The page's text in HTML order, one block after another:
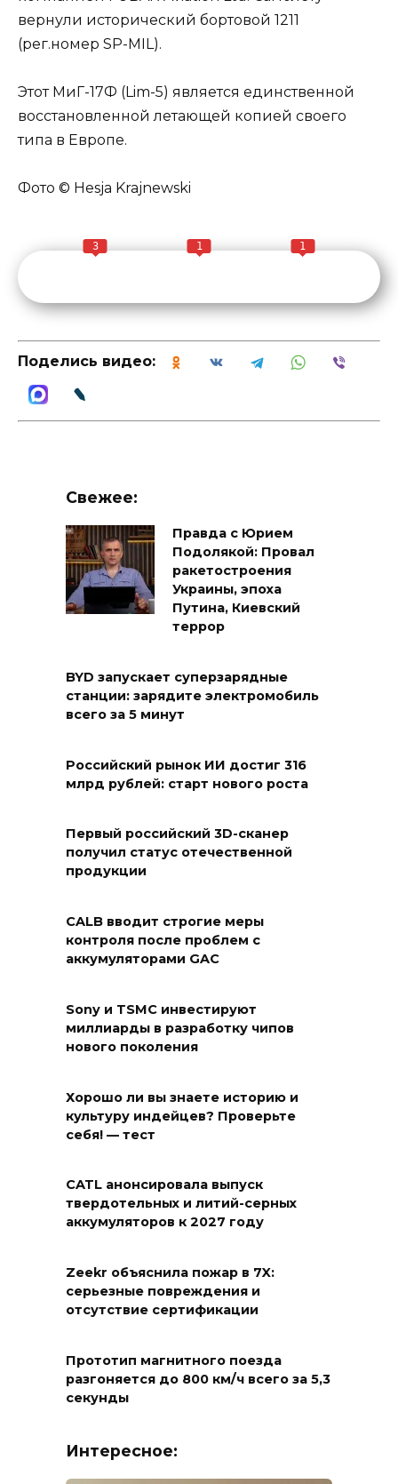
вернули исторический бортовой 1211
(рег.номер SP-MIL).
Этот МиГ-17Ф (Lim-5) является единственной
восстановленной летающей копией своего
типа в Европе.
Фото © Hesja Krajnewski
3 1 1
Поделись видео:
Свежее:
Правда с Юрием
Подолякой: Провал
ракетостроения
Украины, эпоха
Путина, Киевский
террор
BYD запускает суперзарядные
станции: зарядите электромобиль
всего за 5 минут
Российский рынок ИИ достиг 316
млрд рублей: старт нового роста
Первый российский 3D-сканер
получил статус отечественной
продукции
CALB вводит строгие меры
контроля после проблем с
аккумуляторами GAC
Sony и TSMC инвестируют
миллиарды в разработку чипов
нового поколения
Хорошо ли вы знаете историю и
культуру индейцев? Проверьте
себя! — тест
CATL анонсировала выпуск
твердотельных и литий-серных
аккумуляторов к 2027 году
Zeekr объяснила пожар в 7X:
серьезные повреждения и
отсутствие сертификации
Прототип магнитного поезда
разгоняется до 800 км/ч всего за 5,3
секунды
Интересное: